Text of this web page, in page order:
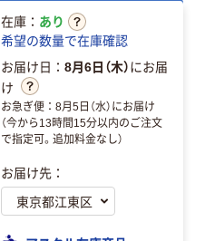
在庫： あり
希望の数量で在庫確認
お届け日： 8月6日（木）にお届
け
お急ぎ便：8月5日（水）にお届け
（今から13時間15分以内のご注文
で指定可。追加料金なし）
お届け先：